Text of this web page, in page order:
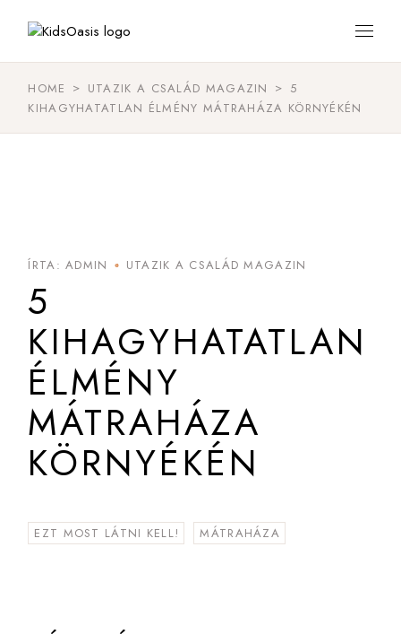
HOME UTAZIK A CSALÁD MAGAZIN
5
KIHAGYHATATLAN ÉLMÉNY MÁTRAHÁZA KÖRNYÉKÉN
ÍRTA: ADMIN UTAZIK A CSALÁD MAGAZIN
5
KIHAGYHATATLAN
ÉLMÉNY
MÁTRAHÁZA
KÖRNYÉKÉN
EZT MOST LÁTNI KELL! MÁTRAHÁZA